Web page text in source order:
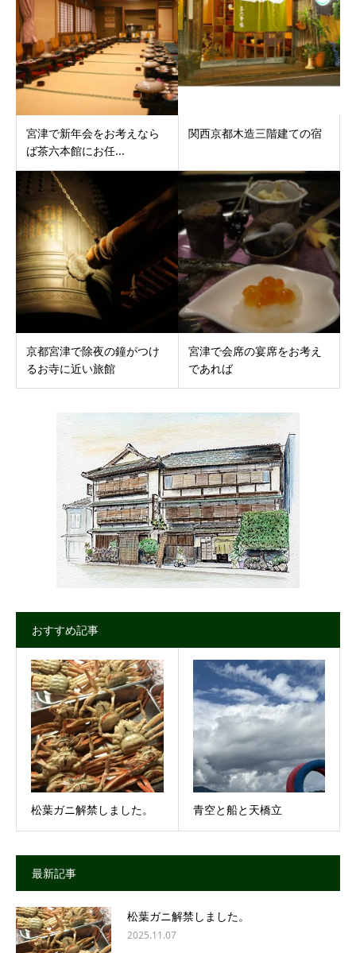
宮津で新年会をお考えなら
ば茶六本館にお任...
関西京都木造三階建ての宿
京都宮津で除夜の鐘がつけ
るお寺に近い旅館
宮津で会席の宴席をお考え
であれば
おすすめ記事
松葉ガニ解禁しました。 青空と船と天橋立
最新記事
松葉ガニ解禁しました。
2025.11.07